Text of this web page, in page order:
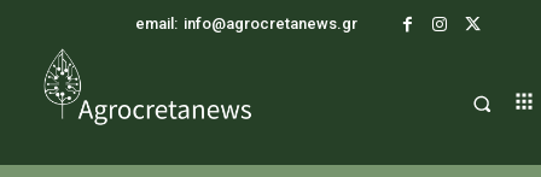
email: info@agrocretanews.gr